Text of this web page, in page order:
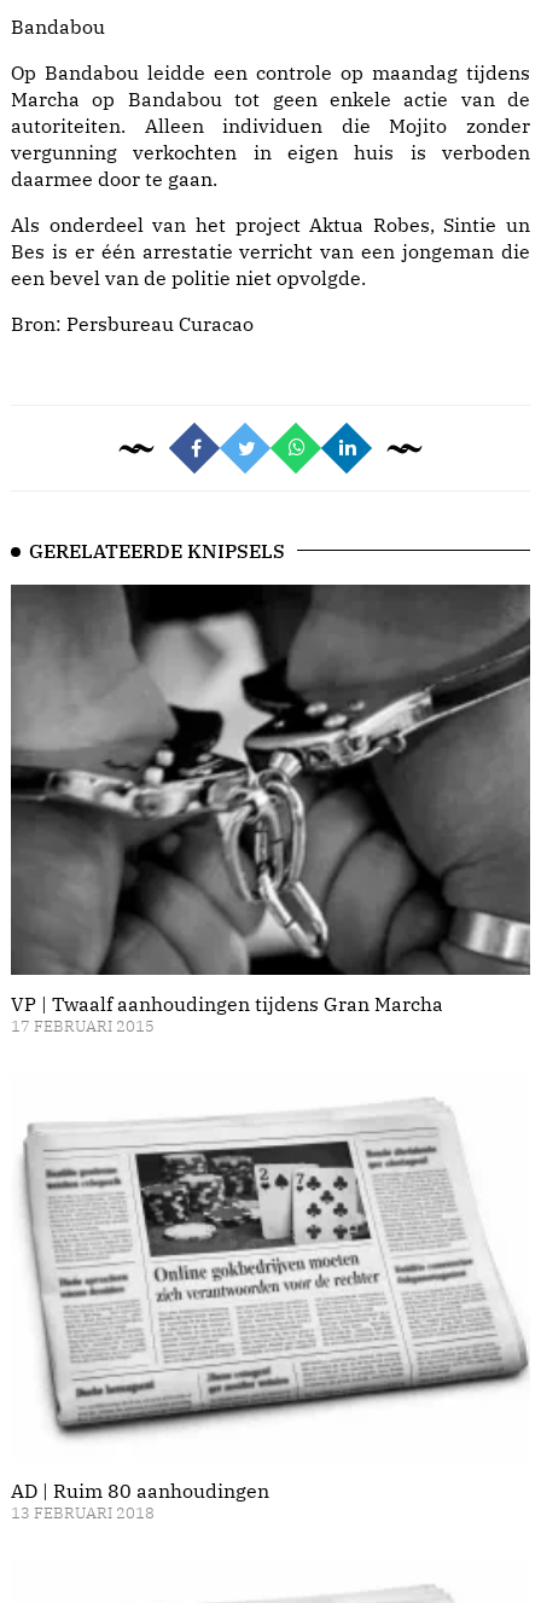
Bandabou
Op Bandabou leidde een controle op maandag tijdens
Marcha op Bandabou tot geen enkele actie van de
autoriteiten. Alleen individuen die Mojito zonder
vergunning verkochten in eigen huis is verboden
daarmee door te gaan.
Als onderdeel van het project Aktua Robes, Sintie un
Bes is er één arrestatie verricht van een jongeman die
een bevel van de politie niet opvolgde.
Bron: Persbureau Curacao
GERELATEERDE KNIPSELS
VP | Twaalf aanhoudingen tijdens Gran Marcha
17 FEBRUARI 2015
AD | Ruim 80 aanhoudingen
13 FEBRUARI 2018